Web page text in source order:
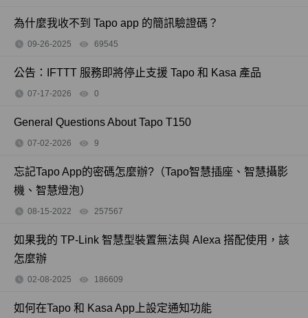
為什麼我收不到 Tapo app 的簡訊驗證碼？
09-26-2025 69545
公告：IFTTT 服務即將停止支援 Tapo 和 Kasa 產品
07-17-2026 0
General Questions About Tapo T150
07-02-2026 9
忘記Tapo App的密碼怎麼辦?（Tapo智慧插座、智慧攝影
機、智慧燈泡）
08-15-2022 257567
如果我的 TP-Link 智慧型裝置無法與 Alexa 搭配使用，該
怎麼辦
02-08-2025 186609
如何在Tapo 和 Kasa App上設定通知功能